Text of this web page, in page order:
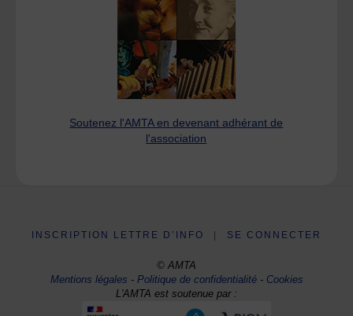
Soutenez l'AMTA en devenant adhérant de
l'association
INSCRIPTION LETTRE D’INFO SE CONNECTER
© AMTA
Mentions légales -Politique de confidentialité- Cookies
L'AMTA est soutenue par :